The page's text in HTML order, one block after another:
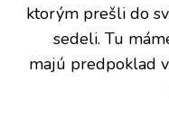
ktorým prešli do
sedeli. Tu
majú predpoklad